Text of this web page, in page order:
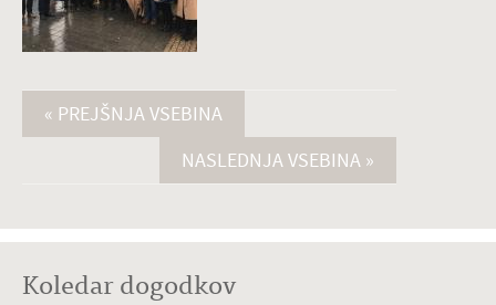
« PREJŠNJA VSEBINA
NASLEDNJA VSEBINA »
Koledar dogodkov